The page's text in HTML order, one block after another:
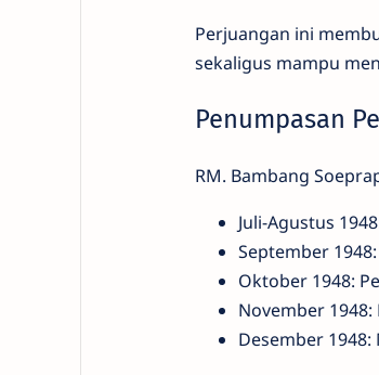
Perjuangan ini
sekaligus mampu
Penumpasan
RM. Bambang
Juli-Agustus
September
Oktober 1948:
November
Desember